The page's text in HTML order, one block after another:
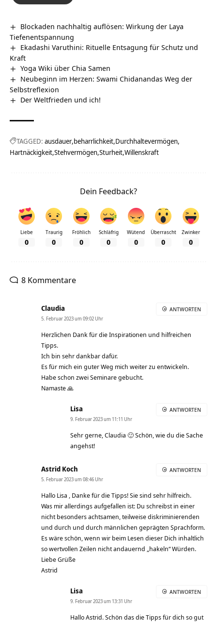
Blockaden nachhaltig auflösen: Wirkung der Laya
Tiefenentspannung
Ekadashi Varuthini: Rituelle Entsagung für Schutz und
Kraft
Yoga Wiki über Chia Samen
Neubeginn im Herzen: Swami Chidanandas Weg der
Selbstreflexion
Der Weltfrieden und ich!
TAGGED: ausdauer beharrlichkeit Durchhaltevermögen
Hartnäckigkeit Stehvermögen Sturheit Willenskraft
Dein Feedback?
Liebe
0
Traurig
0
Fröhlich
0
Schläfrig
0
Wütend
0
Überrascht
0
Zwinker
0
8 Kommentare
Claudia
5. Februar 2023 um 09:02 Uhr
Herzlichen Dank für die Inspirationen und hilfreichen
Tipps.
Ich bin sehr dankbar dafür.
Es für mich ein guter Weg mich weiter zu entwickeln.
Habe schon zwei Seminare gebucht.
Namaste 🙏
ANTWORTEN
Lisa
9. Februar 2023 um 11:11 Uhr
Sehr gerne, Claudia 🙂 Schön, wie du die Sache
angehst!
ANTWORTEN
Astrid Koch
5. Februar 2023 um 08:46 Uhr
Hallo Lisa , Danke für die Tipps! Sie sind sehr hilfreich.
Was mir allerdings aufgefallen ist: Du schreibst in einer
nicht besonders achtsamen, teilweise diskriminierenden
und durch und durch männlichen geprägten Sprachform.
Es wäre schön, wenn wir beim Lesen dieser Dich inhaltlich
so wertvollen Zeilen nicht andauernd „hakeln“ Würden.
Liebe Grüße
Astrid
ANTWORTEN
Lisa
9. Februar 2023 um 13:31 Uhr
Hallo Astrid. Schön das die Tipps für dich so gut
ANTWORTEN